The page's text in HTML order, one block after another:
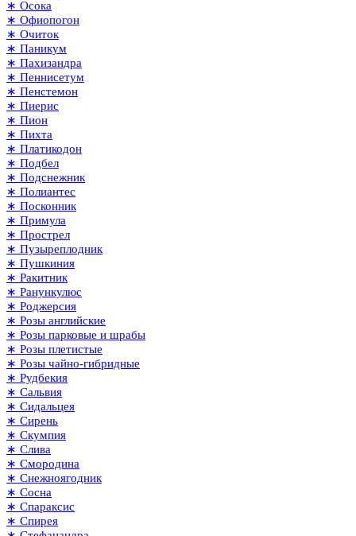
∗ Осока
∗ Офиопогон
∗ Очиток
∗ Паникум
∗ Пахизандра
∗ Пеннисетум
∗ Пенстемон
∗ Пиерис
∗ Пион
∗ Пихта
∗ Платикодон
∗ Подбел
∗ Подснежник
∗ Полиантес
∗ Посконник
∗ Примула
∗ Прострел
∗ Пузыреплодник
∗ Пушкиния
∗ Ракитник
∗ Ранункулюс
∗ Роджерсия
∗ Розы английские
∗ Розы парковые и шрабы
∗ Розы плетистые
∗ Розы чайно-гибридные
∗ Рудбекия
∗ Сальвия
∗ Сидальцея
∗ Сирень
∗ Скумпия
∗ Слива
∗ Смородина
∗ Снежноягодник
∗ Сосна
∗ Спараксис
∗ Спирея